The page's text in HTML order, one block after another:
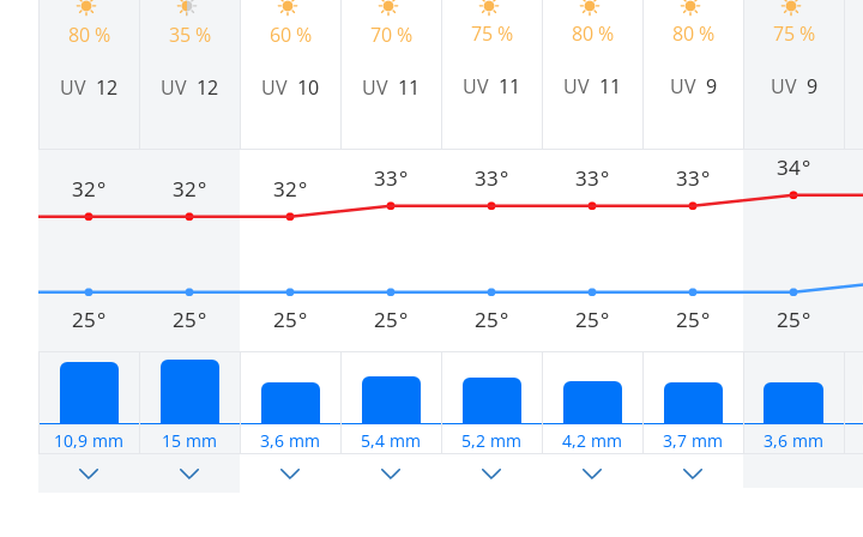
80 %
UV 12
25°
32°
10,9 mm
35 %
UV 12
25°
32°
15 mm
60 %
UV 10
25°
32°
3,6 mm
70 %
UV 11
25°
33°
5,4 mm
75 %
UV 11
25°
33°
5,2 mm
80 %
UV 11
25°
33°
4,2 mm
80 %
UV 9
25°
33°
3,7 mm
75 %
UV 9
25°
34°
3,6 mm